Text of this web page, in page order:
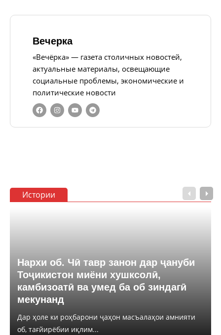
Вечерка
«Вечёрка» — газета столичных новостей,
актуальные материалы, освещающие
социальные проблемы, экономические и
политические новости
Истории
Нархи об. Чӣ тавр занон дар ҷануби
Тоҷикистон миёни хушксолӣ,
камбизоатӣ ва умед ба об зиндагӣ
мекунанд
Дар ҳоле ки роҳбарони ҷаҳон масъалаҳои амнияти
об, тағйирёбии иқлим...